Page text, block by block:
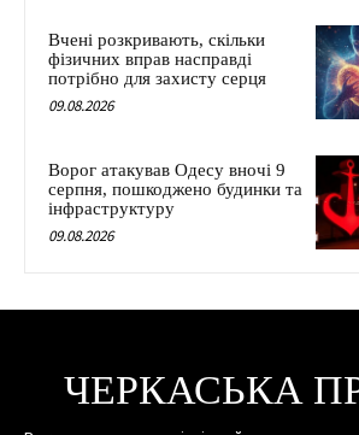
Вчені розкривають, скільки
фізичних вправ насправді
потрібно для захисту серця
09.08.2026
Ворог атакував Одесу вночі 9
серпня, пошкоджено будинки та
інфраструктуру
09.08.2026
ЧЕРКАСЬКА